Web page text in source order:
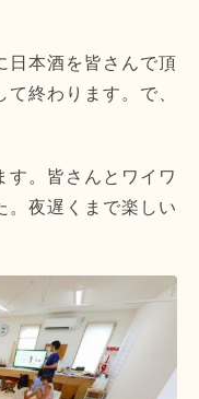
日本酒を皆さんで頂
終わります。で、
す。皆さんとワイワ
。夜遅くまで楽しい